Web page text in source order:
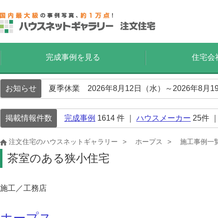
完成事例を見る 住宅会
お知らせ 夏季休業 2026年8月12日（水）～2026年8月
掲載情報件数 完成事例 1614 件 ｜ ハウスメーカー 25件
注文住宅のハウスネットギャラリー ホープス 施工事例一
茶室のある狭小住宅
施工／工務店